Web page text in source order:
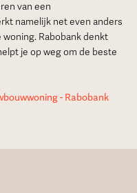
van een
namelijk net even anders
Rabobank denkt
je op weg om de beste
- Rabobank